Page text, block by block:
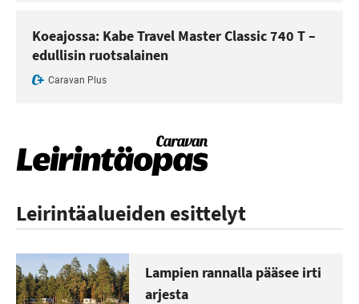
Koeajossa: Kabe Travel Master Classic 740 T –
edullisin ruotsalainen
Caravan Plus
Leirintäalueiden esittelyt
Lampien rannalla pääsee irti
arjesta